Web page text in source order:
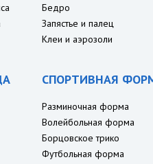
Бедро
Запястье и палец
Клеи и аэрозоли
СПОРТИВНАЯ
Разминочная форма
Волейбольная форма
Борцовское трико
Футбольная форма